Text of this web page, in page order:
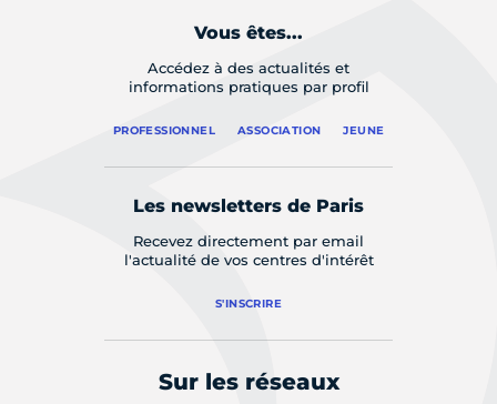
Vous êtes...
Accédez à des actualités et
informations pratiques par profil
PROFESSIONNEL ASSOCIATION JEUNE
Les newsletters de Paris
Recevez directement par email
l'actualité de vos centres d'intérêt
S'INSCRIRE
Sur les réseaux